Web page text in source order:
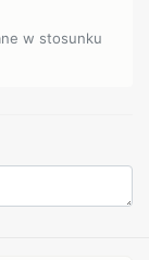
w stosunku